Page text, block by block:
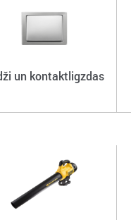
un kontaktligzdas